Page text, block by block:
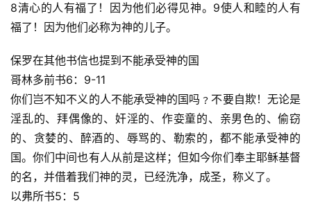
主
日
崇
拜
专
题
讲
座
8清心的人有福了！因为他们必得见神。9使人和睦的人有
福了！因为他们必称为神的儿子。
保罗在其他书信也提到不能承受神的国
哥林多前书6：9-11
你们岂不知不义的人不能承受神的国吗﹖不要自欺！无论是
淫乱的、拜偶像的、奸淫的、作娈童的、亲男色的、偷窃
的、贪婪的、醉酒的、辱骂的、勒索的，都不能承受神的
国。你们中间也有人从前是这样；但如今你们奉主耶稣基督
的名，并借着我们神的灵，已经洗净，成圣，称义了。
以弗所书5：5